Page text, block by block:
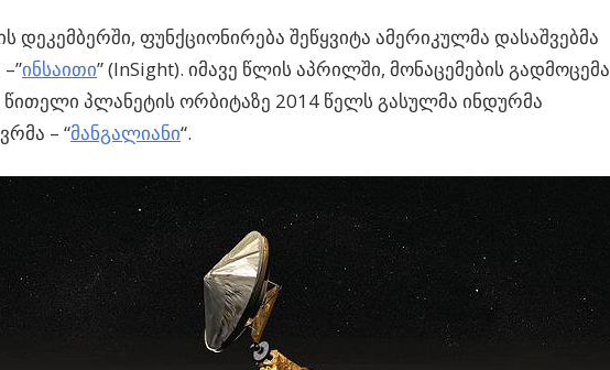
დეკემბერში, ფუნქციონირება შეწყვიტა ამერიკულმა დასაშვებმა
ინსაითი” (InSight). იმავე წლის აპრილში, მონაცემების გადმოცემა
წითელი პლანეტის ორბიტაზე 2014 წელს გასულმა ინდურმა
– “მანგალიანი“.